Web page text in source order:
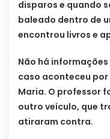
disparos e quando
baleado dentro de
encontrou livros e
Não há
caso aconteceu por
Maria. O professor
outro veículo, que
atiraram contra.